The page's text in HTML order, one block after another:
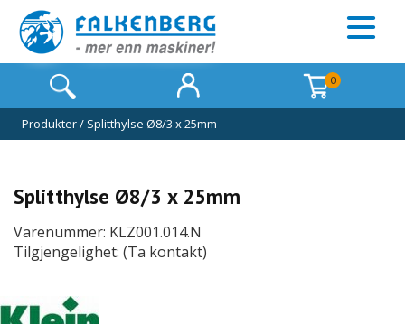
0
Produkter/ Splitthylse Ø8/3 x 25mm
Splitthylse Ø8/3 x 25mm
Varenummer: KLZ001.014.N
Tilgjengelighet: (Ta kontakt)